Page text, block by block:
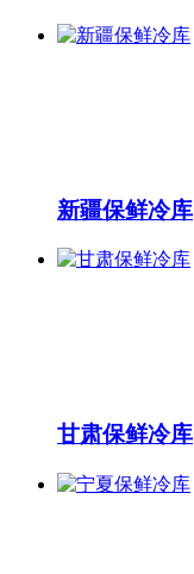
新疆保鲜冷库
甘肃保鲜冷库